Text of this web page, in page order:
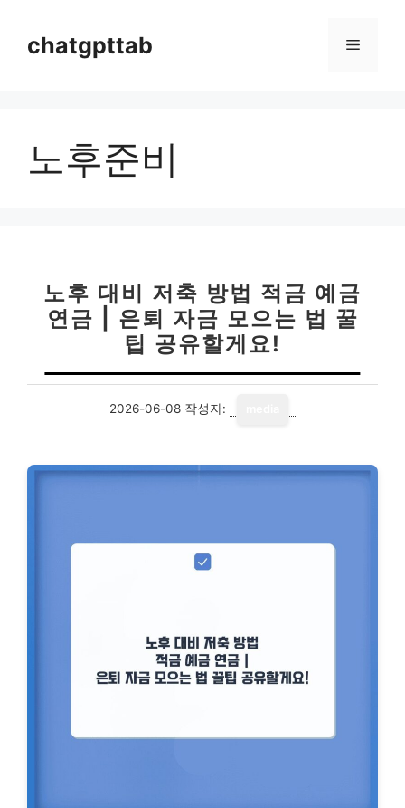
chatgpttab 메
노후준비
노후 대비 저축 방법 적금 예금
연금 | 은퇴 자금 모으는 법 꿀
팁 공유할게요!
2026-06-08 작성자: